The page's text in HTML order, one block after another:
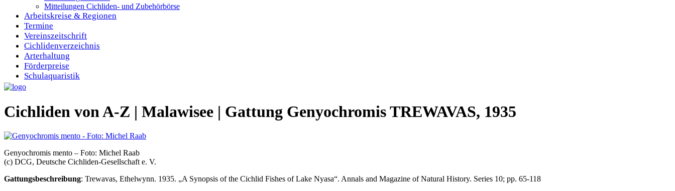
Mitteilungen Cichliden- und Zubehörbörse
Arbeitskreise & Regionen
Termine
Vereinszeitschrift
Cichlidenverzeichnis
Arterhaltung
Förderpreise
Schulaquaristik
Cichliden von A-Z | Malawisee | Gattung Genyochromis TREWAVAS, 1935
Genyochromis mento – Foto: Michel Raab
(c) DCG, Deutsche Cichliden-Gesellschaft e. V.
Gattungsbeschreibung: Trewavas, Ethelwynn. 1935. „A Synopsis of the Cichlid Fishes of Lake Nyasa“. Annals and Magazine of Natural History. Series 10; pp. 65-118